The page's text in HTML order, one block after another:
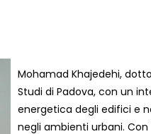
Mohamad Khajedehi,
Studi di Padova, con un
energetica degli edifici e
negli ambienti urbani.